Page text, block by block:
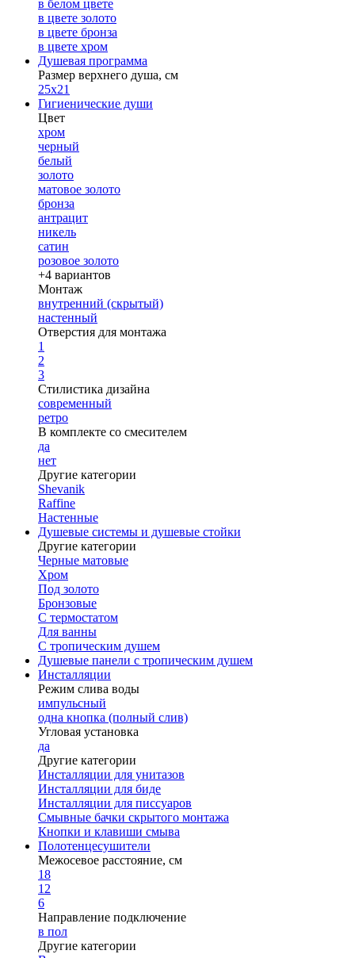
в белом цвете
в цвете золото
в цвете бронза
в цвете хром
Душевая программа
Размер верхнего душа, см
25х21
Гигиенические души
Цвет
хром
черный
белый
золото
матовое золото
бронза
антрацит
никель
сатин
розовое золото
+4 вариантов
Монтаж
внутренний (скрытый)
настенный
Отверстия для монтажа
1
2
3
Стилистика дизайна
современный
ретро
В комплекте со смесителем
да
нет
Другие категории
Shevanik
Raffine
Настенные
Душевые системы и душевые стойки
Другие категории
Черные матовые
Хром
Под золото
Бронзовые
С термостатом
Для ванны
С тропическим душем
Душевые панели с тропическим душем
Инсталляции
Режим слива воды
импульсный
одна кнопка (полный слив)
Угловая установка
да
Другие категории
Инсталляции для унитазов
Инсталляции для биде
Инсталляции для писсуаров
Смывные бачки скрытого монтажа
Кнопки и клавиши смыва
Полотенцесушители
Межосевое расстояние, см
18
12
6
Направление подключение
в пол
Другие категории